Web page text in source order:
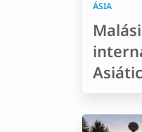
ÁSIA